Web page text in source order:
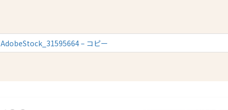
AdobeStock_31595664 – コピー